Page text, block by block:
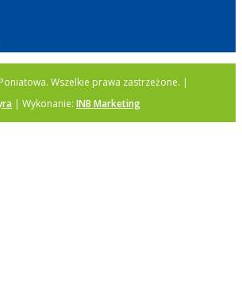
Wszelkie prawa zastrzeżone. |
| Wykonanie: INB Marketing